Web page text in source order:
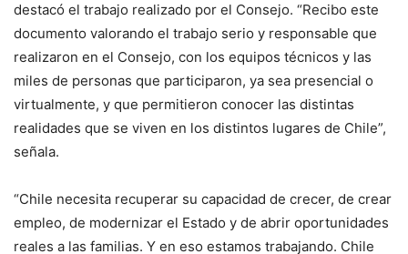
destacó el trabajo realizado por el Consejo. “Recibo este
documento valorando el trabajo serio y responsable que
realizaron en el Consejo, con los equipos técnicos y las
miles de personas que participaron, ya sea presencial o
virtualmente, y que permitieron conocer las distintas
realidades que se viven en los distintos lugares de Chile”,
señala.
“Chile necesita recuperar su capacidad de crecer, de crear
empleo, de modernizar el Estado y de abrir oportunidades
reales a las familias. Y en eso estamos trabajando. Chile